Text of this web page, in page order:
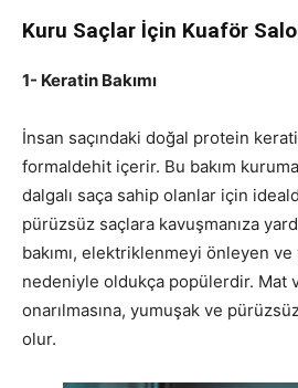
Kuru Saçlar İçin Kuaför
1- Keratin Bakımı
İnsan saçındaki doğal protein
formaldehit içerir. Bu bakım
dalgalı saça sahip olanlar için
pürüzsüz saçlara kavuşmanıza
bakımı, elektriklenmeyi önleyen
nedeniyle oldukça popülerdir. Mat
onarılmasına, yumuşak ve
olur.